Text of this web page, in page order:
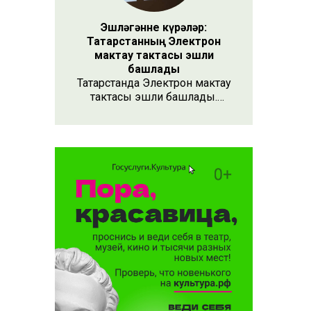
биш
Эшләгәнне күрәләр:
Татарстанның Электрон
мактау тактасы эшли
башлады
Татарстанда Электрон мактау
тактасы эшли башлады.
күрсәтүнең заманча алымы
тупланган. Исемлекне ел
саен яңартып торачаклар.
Лаеклыларга исә махсус
таныклык та бирәчәкләр.